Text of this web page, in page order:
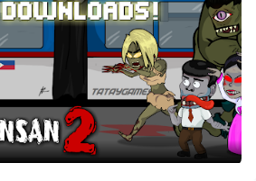
遊戲，自動啟用的遊戲手把檢測可以
擊中自訂控制，自由移動你的英雄。
載和玩Train to Gensan 2吧！
過生日，她坐捷運火車，但火車上沒
一種叫做“班託病毒”的病毒，它可